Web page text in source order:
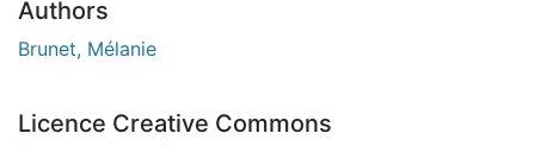
Authors
Brunet, Mélanie
Licence Creative Commons